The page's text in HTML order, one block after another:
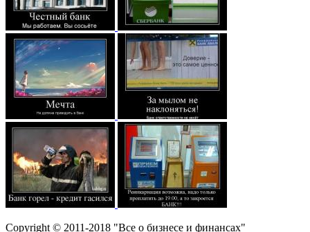
Copyright © 2011-2018 "Все о бизнесе и финансах"